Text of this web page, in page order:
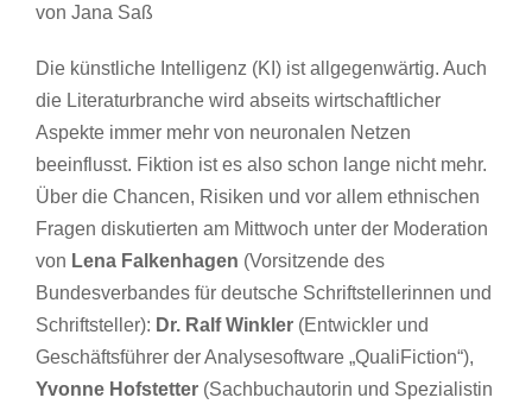
von Jana Saß
Die künstliche Intelligenz (KI) ist allgegenwärtig. Auch
die Literaturbranche wird abseits wirtschaftlicher
Aspekte immer mehr von neuronalen Netzen
beeinflusst. Fiktion ist es also schon lange nicht mehr.
Über die Chancen, Risiken und vor allem ethnischen
Fragen diskutierten am Mittwoch unter der Moderation
von Lena Falkenhagen (Vorsitzende des
Bundesverbandes für deutsche Schriftstellerinnen und
Schriftsteller): Dr. Ralf Winkler (Entwickler und
Geschäftsführer der Analysesoftware „QualiFiction“),
Yvonne Hofstetter (Sachbuchautorin und Spezialistin